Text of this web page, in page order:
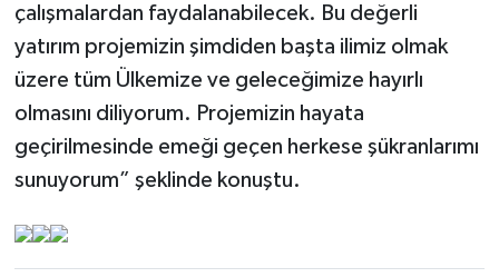
çalışmalardan faydalanabilecek. Bu değerli
yatırım projemizin şimdiden başta ilimiz olmak
üzere tüm Ülkemize ve geleceğimize hayırlı
olmasını diliyorum. Projemizin hayata
geçirilmesinde emeği geçen herkese şükranlarımı
sunuyorum” şeklinde konuştu.